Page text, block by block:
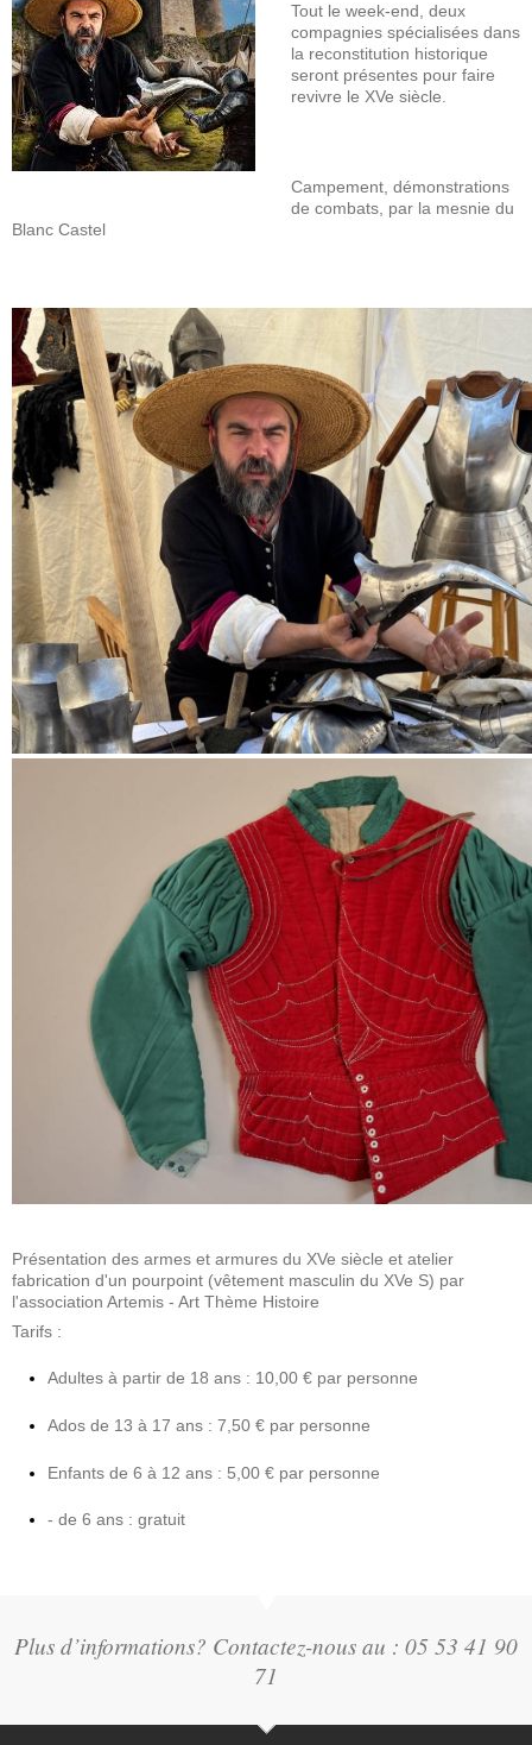
Tout le week-end, deux
compagnies spécialisées dans
la reconstitution historique
seront présentes pour faire
revivre le XVe siècle.
Campement, démonstrations
de combats, par la mesnie du
Blanc Castel
Présentation des armes et armures du XVe siècle et atelier
fabrication d'un pourpoint (vêtement masculin du XVe S) par
l'association Artemis - Art Thème Histoire
Tarifs :
Adultes à partir de 18 ans : 10,00 € par personne
Ados de 13 à 17 ans : 7,50 € par personne
Enfants de 6 à 12 ans : 5,00 € par personne
- de 6 ans : gratuit
Plus d’informations? Contactez-nous au : 05 53 41 90
71